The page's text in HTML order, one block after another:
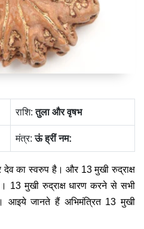
राशि:तुला और वृषभ
मंत्र:ऊं ह्रीं नम:
देव का स्वरुप है। और 13 मुखी रुद्राक्ष
13 मुखी रुद्राक्ष धारण करने से सभी
आइये जानते हैं अभिमंत्रित 13 मुखी